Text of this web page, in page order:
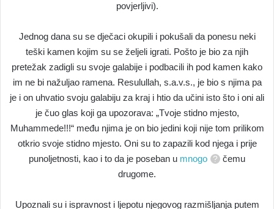
povjerljivi).
Jednog dana su se dječaci okupili i pokušali da ponesu neki
teški kamen kojim su se željeli igrati. Pošto je bio za njih
pretežak zadigli su svoje galabije i podbacili ih pod kamen kako
im ne bi nažuljao ramena. Resulullah, s.a.v.s., je bio s njima pa
je i on uhvatio svoju galabiju za kraj i htio da učini isto što i oni ali
je čuo glas koji ga upozorava: „Tvoje stidno mjesto,
Muhammede!!!“ među njima je on bio jedini koji nije tom prilikom
otkrio svoje stidno mjesto. Oni su to zapazili kod njega i prije
punoljetnosti, kao i to da je poseban u mnogo
čemu
drugome.
Upoznali su i ispravnost i ljepotu njegovog razmišljanja putem